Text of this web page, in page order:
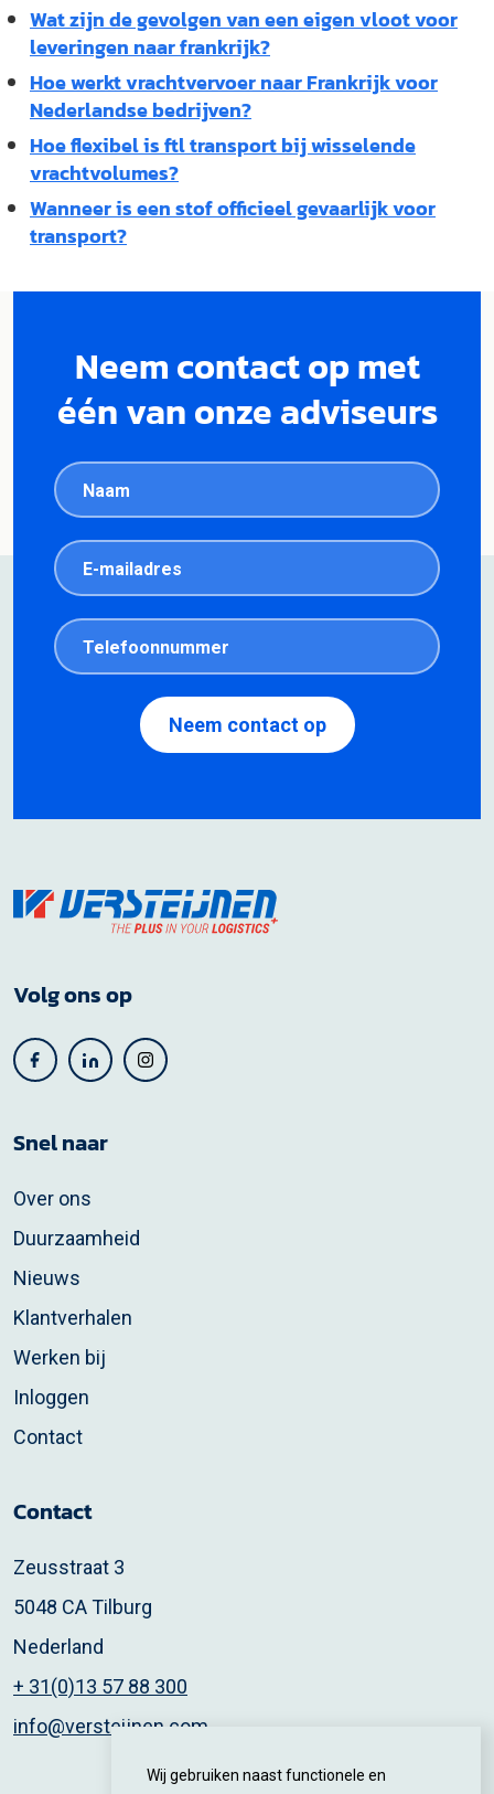
Wij gebruiken naast functionele en
Wat zijn de gevolgen van een eigen vloot voor
leveringen naar frankrijk?
Hoe werkt vrachtvervoer naar Frankrijk voor
Nederlandse bedrijven?
Hoe flexibel is ftl transport bij wisselende
vrachtvolumes?
Wanneer is een stof officieel gevaarlijk voor
transport?
Neem contact op met
één van onze adviseurs
Volg ons op
Snel naar
Over ons
Duurzaamheid
Nieuws
Klantverhalen
Werken bij
Inloggen
Contact
Contact
Zeusstraat 3
5048 CA Tilburg
Nederland
+ 31(0)13 57 88 300
info@versteijnen.com